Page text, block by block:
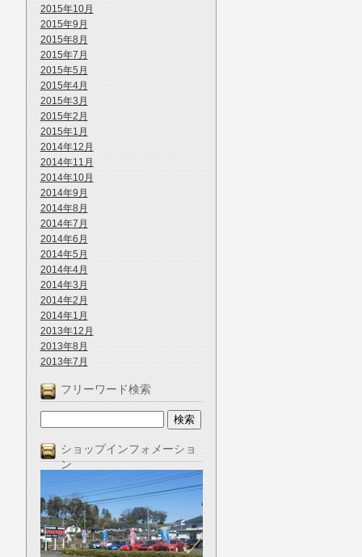
2015年10月
2015年9月
2015年8月
2015年7月
2015年5月
2015年4月
2015年3月
2015年2月
2015年1月
2014年12月
2014年11月
2014年10月
2014年9月
2014年8月
2014年7月
2014年6月
2014年5月
2014年4月
2014年3月
2014年2月
2014年1月
2013年12月
2013年8月
2013年7月
フリーワード検索
ショップインフォメーショ
ン